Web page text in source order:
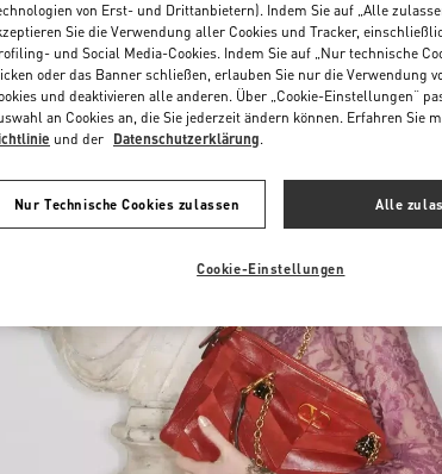
von Erst- und Drittanbietern). Indem Sie auf „Alle
Sie die Verwendung aller Cookies und Tracker,
und Social Media-Cookies. Indem Sie auf „Nur technische
oder das Banner schließen, erlauben Sie nur die Verwendung
und deaktivieren alle anderen. Über „Cookie-Einstellungen“
an Cookies an, die Sie jederzeit ändern können. Erfahren Sie
und der Datenschutzerklärung.
Nur Technische Cookies zulassen Alle
Cookie-Einstellungen